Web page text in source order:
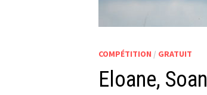
COMPÉTITION / GRATUIT
Eloane,